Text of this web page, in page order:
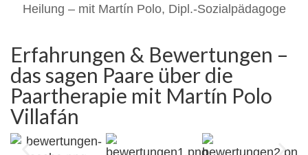
Heilung – mit Martín Polo, Dipl.-Sozialpädagoge
Erfahrungen & Bewertungen –
das sagen Paare über die
Paartherapie mit Martín Polo
Villafán